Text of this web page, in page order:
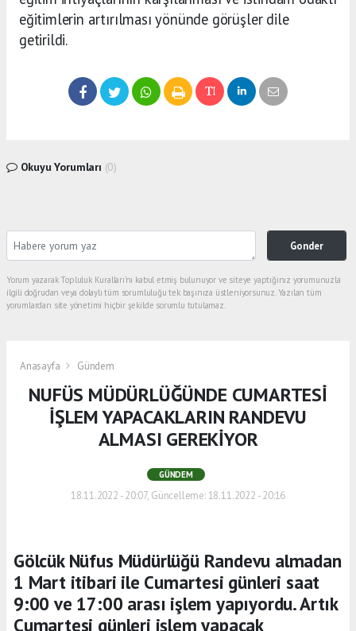
eğitimlerin artırılması yönünde görüşler dile
getirildi.
Okuyu Yorumları (0)
Gonder
Yorum yazarak Topluluk Kuralları’nı kabul etmiş bulunuyor ve siteye yaptığınız yorumunuzla
ilgili doğrudan veya dolaylı tüm sorumluluğu tek başınıza üstleniyorsunuz. Yazılan tüm
yorumlardan site yönetimi hiçbir şekilde sorumlu tutulamaz.
Anasayfa Gündem
NUFÜS MÜDÜRLÜĞÜNDE CUMARTESİ
İŞLEM YAPACAKLARIN RANDEVU
ALMASI GEREKİYOR
GÜNDEM
18.11.2022 - 20:07, Güncelleme: 18.11.2022 - 20:16
Gölcük Nüfus Müdürlüğü Randevu almadan
1 Mart itibari ile Cumartesi günleri saat
9:00 ve 17:00 arası işlem yapıyordu. Artık
Cumartesi günleri işlem yapacak